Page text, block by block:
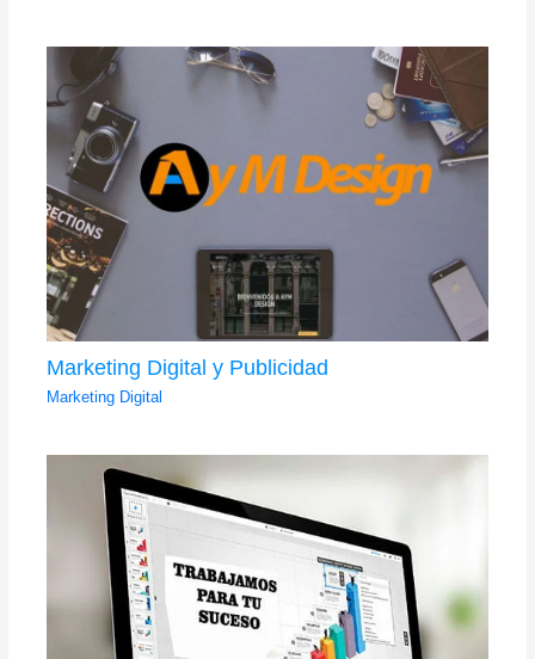
Marketing Digital y Publicidad
Marketing Digital